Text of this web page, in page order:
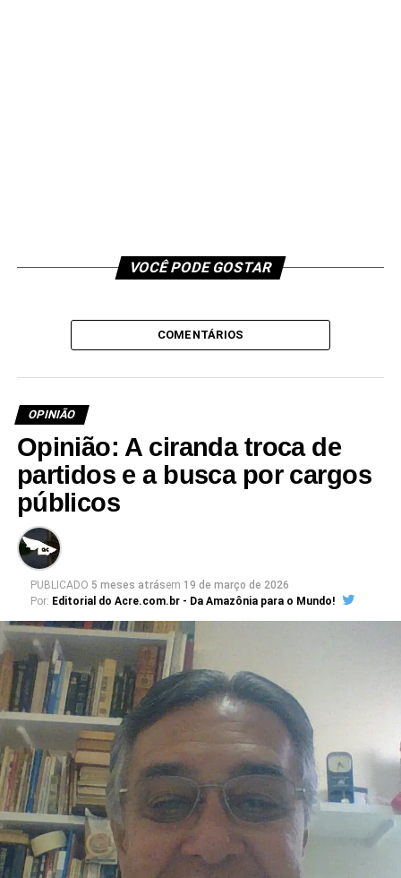
VOCÊ PODE GOSTAR
COMENTÁRIOS
OPINIÃO
Opinião: A ciranda troca de
partidos e a busca por cargos
públicos
PUBLICADO 5 meses atrásem 19 de março de 2026
Por: Editorial do Acre.com.br - Da Amazônia para o Mundo!